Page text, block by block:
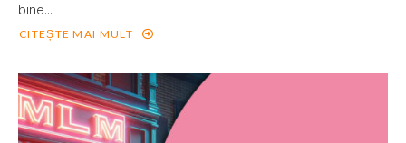
bine...
CITEȘTE MAI MULT